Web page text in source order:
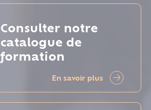
Consulter notre
catalogue de
formation
En savoir plus